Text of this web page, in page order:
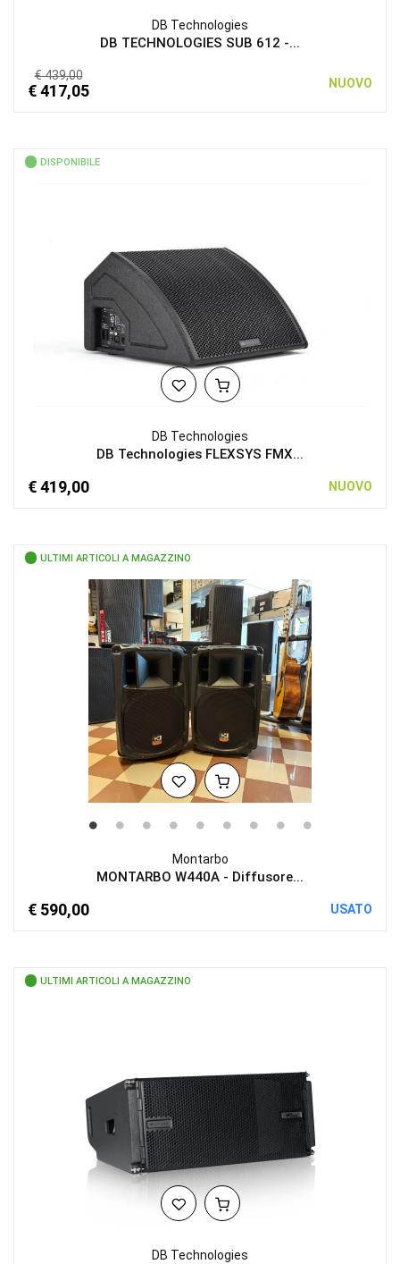
DB Technologies
DB TECHNOLOGIES SUB 612 -...
€ 439,00
€ 417,05 NUOVO
DISPONIBILE
DB Technologies
DB Technologies FLEXSYS FMX...
€ 419,00 NUOVO
ULTIMI ARTICOLI A MAGAZZINO
Montarbo
MONTARBO W440A - Diffusore...
€ 590,00 USATO
ULTIMI ARTICOLI A MAGAZZINO
DB Technologies